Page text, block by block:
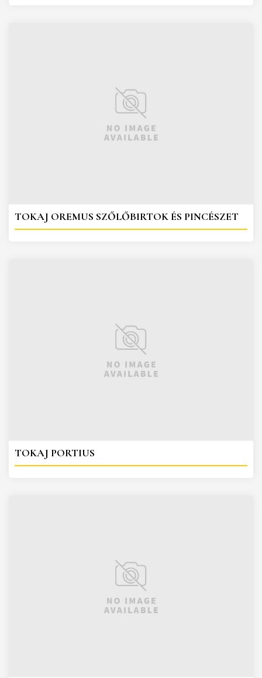
TOKAJ OREMUS SZŐLŐBIRTOK ÉS PINCÉSZET
TOKAJ PORTIUS